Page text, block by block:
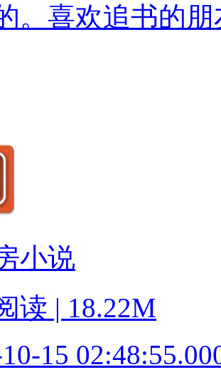
。喜欢追书的
小说
读 | 18.22M
15